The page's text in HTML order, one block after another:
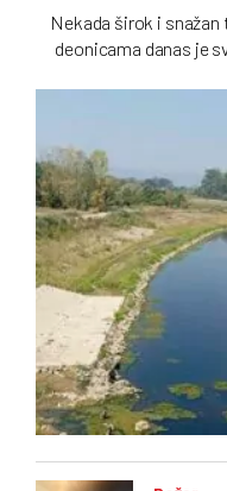
Nekada širok i
deonicama danas je